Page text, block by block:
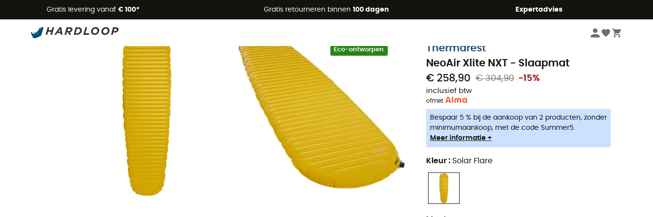
Gratis levering vanaf € 100* Gratis retourneren binnen 100 dagen Expertadvies
Zomeraanbiedingen 🔥 -5% EXTRA vanaf 2 producten* met code Summer5
Eco-ontworpen
Slaapmatten
Thermarest
NeoAir Xlite NXT - Slaapmat
€ 258,90 € 304,90 -15%
inclusief btw
ofmet
Bespaar 5 % bij de aankoop van 2 producten, zonder
minimumaankoop, met de code Summer5.
Meer informatie +
Kleur : Solar Flare